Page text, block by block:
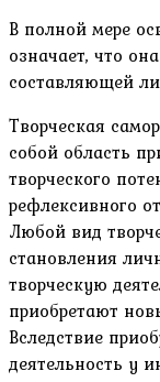
В полной мере
означает, что
составляющей
Творческая
собой область
творческого
рефлексивного
Любой вид
становления
творческую
приобретают
Вследствие
деятельность у